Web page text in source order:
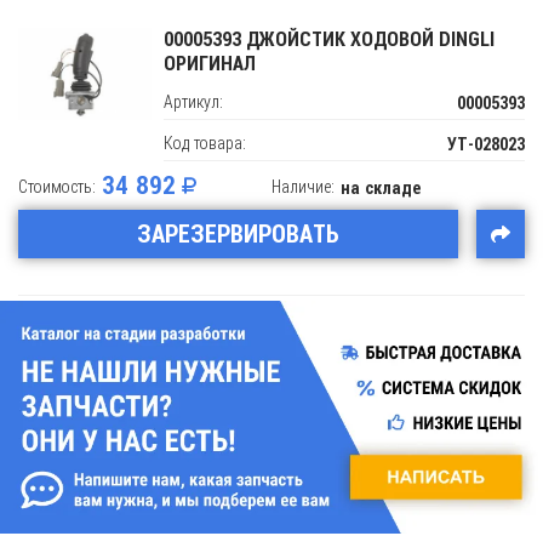
00005393 ДЖОЙСТИК ХОДОВОЙ DINGLI
ОРИГИНАЛ
Артикул:
00005393
Код товара: УТ-028023
Стоимость: 34 892
ЗАРЕЗЕРВИРОВАТЬ
Наличие: на складе